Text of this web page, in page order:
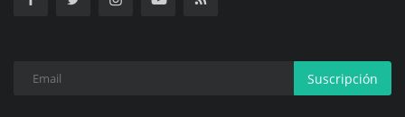
Suscripción